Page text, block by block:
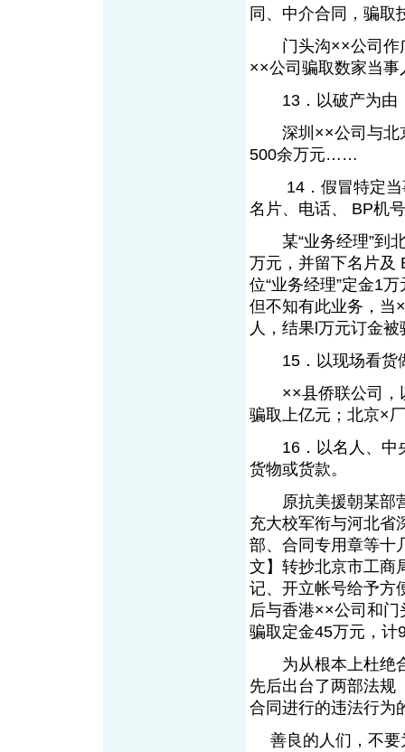
同、中介合同，骗取
门头沟××公司作广
××公司骗取数家当
13．以破产为由，
深圳××公司与北京
500余万元……
14．假冒特定当事
名片、电话、 BP机
某“业务经理”到北
万元，并留下名片及
位“业务经理”定金1
但不知有此业务，当
人，结果l万元订金被
15．以现场看货做
××县侨联公司，以
骗取上亿元；北京×
16．以名人、中央
货物或货款。
原抗美援朝某部营
充大校军衔与河北省
部、合同专用章等十
文】转抄北京市工商
记、开立帐号给予方
后与香港××公司和
骗取定金45万元，计
为从根本上杜绝合
先后出台了两部法规
合同进行的违法行
善良的人们，不要